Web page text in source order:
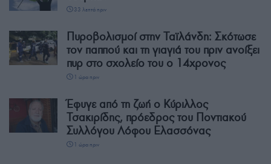
33 λεπτά πριν
Πυροβολισμοί στην Ταϊλάνδη: Σκότωσε
τον παππού και τη γιαγιά του πριν ανοίξει
πυρ στο σχολείο του ο 14χρονος
1 ώρα πριν
Έφυγε από τη ζωή ο Κύριλλος
Τσακιρίδης, πρόεδρος του Ποντιακού
Συλλόγου Λόφου Ελασσόνας
1 ώρα πριν